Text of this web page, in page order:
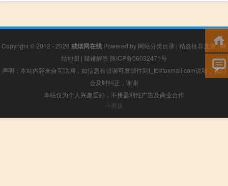
Copyright © 2012 - 2026 戒烟网在线 Powered by 网站分类目录 | 精选推荐文章|网
站地图 | 疑难解答 陕ICP备06032471号
声明：本站内容来自互联网，如信息有错误可发邮件到f_fb#foxmail.com说明，我们
会及时纠正，谢谢
本站仅为个人兴趣爱好，不接盈利性广告及商业合作
小男孩